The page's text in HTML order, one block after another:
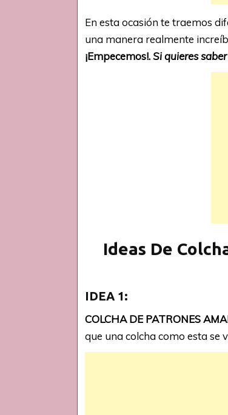
En esta ocasión te traemos
una manera realmente
¡Empecemos!.Si quieres
Ideas De
IDEA 1:
COLCHA DE PATRONES
que una colcha como esta se